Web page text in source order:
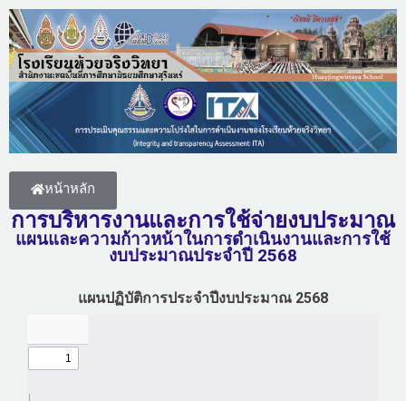
หน้าหลัก
การบริหารงานและการใช้จ่ายงบประมาณ
แผนและความก้าวหน้าในการดำเนินงานและการใช้
งบประมาณประจำปี 2568
แผนปฏิบัติการประจำปีงบประมาณ 2568